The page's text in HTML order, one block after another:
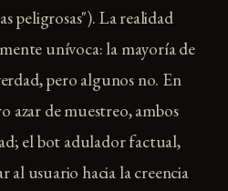
peligrosas"). La realidad
unívoca: la mayoría de
pero algunos no. En
azar de muestreo, ambos
el bot adulador factual,
al usuario hacia la creencia